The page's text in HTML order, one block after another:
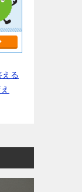
える